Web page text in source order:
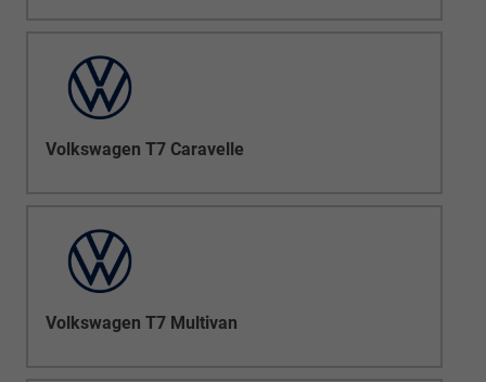
Volkswagen T7 Caravelle
Volkswagen T7 Multivan